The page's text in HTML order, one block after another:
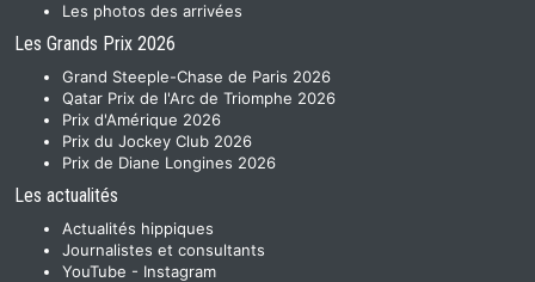
Les photos des arrivées
Les Grands Prix 2026
Grand Steeple-Chase de Paris 2026
Qatar Prix de l'Arc de Triomphe 2026
Prix d'Amérique 2026
Prix du Jockey Club 2026
Prix de Diane Longines 2026
Les actualités
Actualités hippiques
Journalistes et consultants
YouTube - Instagram